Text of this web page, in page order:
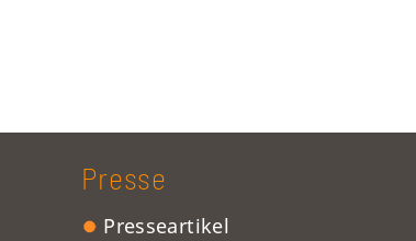
Presse
Presseartikel